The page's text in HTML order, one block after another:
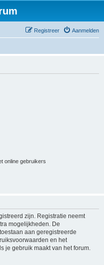
Aanmelden
Registreer
online gebruikers
zijn. Registratie neemt
mogelijkheden. De
aan geregistreerde
en het
je gebruik maakt van het forum.